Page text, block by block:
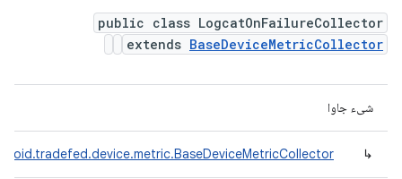
public class LogcatOnFailureCollector
extends BaseDeviceMetricCollector
شیء جاوا
↳